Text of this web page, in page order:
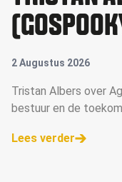
ZICH HET
2 Augustus 2026
Tristan Albers over
bestuur en de
Lees verder